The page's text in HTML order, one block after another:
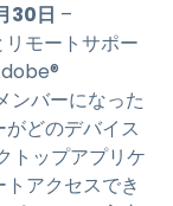
30日 –
モートサポー
バーになった
どのデバイス
ップアプリケ
アクセスでき